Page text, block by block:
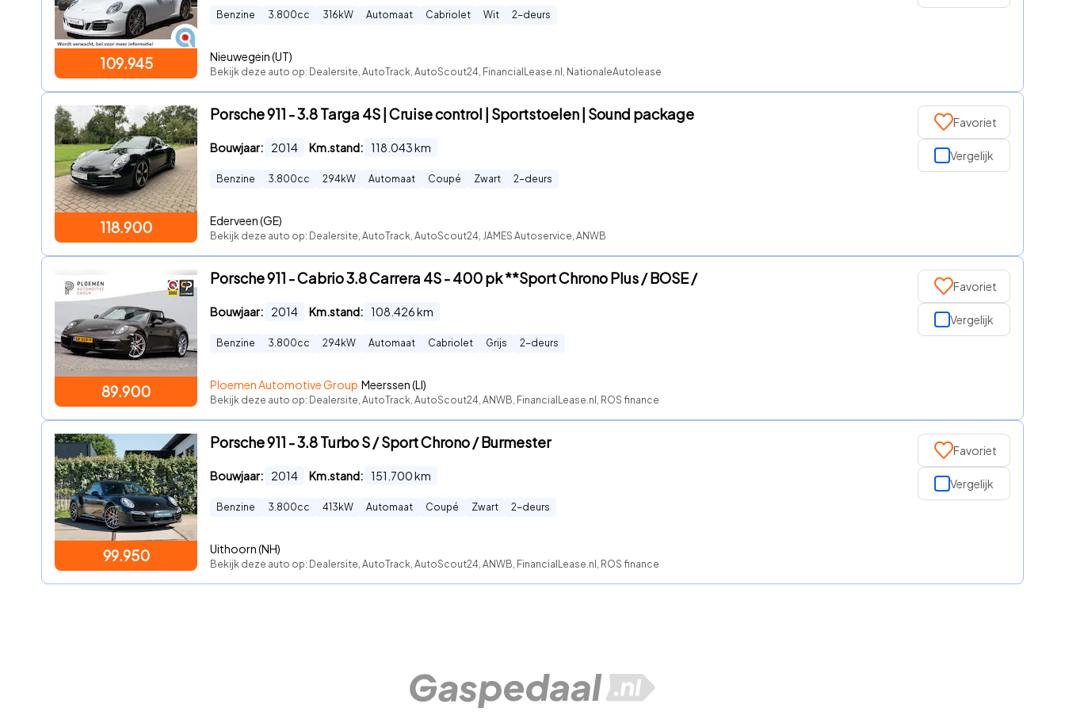
109.945
Benzine 3.800cc 316 kW Automaat Cabriolet Wit 2-deurs
Nieuwegein (UT)
Bekijk deze auto op: Dealersite, AutoTrack, AutoScout24, FinancialLease.nl, NationaleAutolease
118.900
Porsche 911 - 3.8 Targa 4S | Cruise control | Sportstoelen | Sound package
Bouwjaar: 2014 Km.stand: 118.043km
Benzine 3.800cc 294 kW Automaat Coupé Zwart 2-deurs
Ederveen (GE)
Bekijk deze auto op: Dealersite, AutoTrack, AutoScout24, JAMES Autoservice, ANWB
Favoriet
Vergelijk
89.900
Porsche 911 - Cabrio 3.8 Carrera 4S - 400 pk **Sport Chrono Plus / BOSE /
Bouwjaar: 2014 Km.stand: 108.426km
Benzine 3.800cc 294 kW Automaat Cabriolet Grijs 2-deurs
Ploemen Automotive Group Meerssen (LI)
Bekijk deze auto op: Dealersite, AutoTrack, AutoScout24, ANWB, FinancialLease.nl, ROS finance
Favoriet
Vergelijk
99.950
Porsche 911 - 3.8 Turbo S / Sport Chrono / Burmester
Bouwjaar: 2014 Km.stand: 151.700km
Benzine 3.800cc 413 kW Automaat Coupé Zwart 2-deurs
Uithoorn (NH)
Bekijk deze auto op: Dealersite, AutoTrack, AutoScout24, ANWB, FinancialLease.nl, ROS finance
Favoriet
Vergelijk